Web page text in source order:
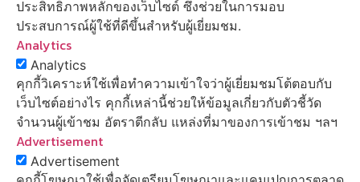
ประสิทธิภาพหลักของเว็บไซต์ ซึ่งช่วยในการมอบ
ประสบการณ์ผู้ใช้ที่ดีขึ้นสำหรับผู้เยี่ยมชม.
Analytics
Analytics
คุกกี้วิเคราะห์ใช้เพื่อทำความเข้าใจว่าผู้เยี่ยมชมโต้ตอบกับ
เว็บไซต์อย่างไร คุกกี้เหล่านี้ช่วยให้ข้อมูลเกี่ยวกับตัวชี้วัด
จำนวนผู้เข้าชม อัตราตีกลับ แหล่งที่มาของการเข้าชม ฯลฯ
Advertisement
Advertisement